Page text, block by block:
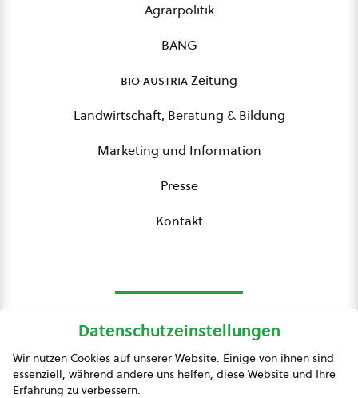
Agrarpolitik
BANG
bio austriaZeitung
Landwirtschaft, Beratung & Bildung
Marketing und Information
Presse
Kontakt
Presse
Datenschutzeinstellungen
Wir nutzen Cookies auf unserer Website. Einige von ihnen sind
essenziell, während andere uns helfen, diese Website und Ihre
Erfahrung zu verbessern.